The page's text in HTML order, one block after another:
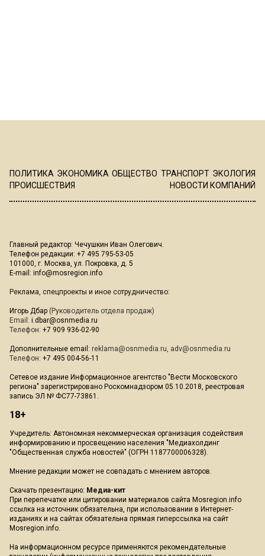
ПОЛИТИКА ЭКОНОМИКА ОБЩЕСТВО ТРАНСПОРТ ЭКОЛОГИЯ
ПРОИСШЕСТВИЯ
НОВОСТИ КОМПАНИЙ
Главный редактор: Чечушкин Иван Олегович.
Телефон редакции: +7 495 795-53-05
101000, г. Москва, ул. Покровка, д. 5
E-mail: info@mosregion.info
Реклама, спецпроекты и иное сотрудничество:
Игорь Дбар (Руководитель отдела продаж)
Email: i.dbar@osnmedia.ru
Телефон: +7 909 936-02-90
Дополнительные email: reklama@osnmedia.ru, adv@osnmedia.ru
Телефон: +7 495 004-56-11
Сетевое издание Информационное агентство "Вести Московского
региона" зарегистрировано Роскомнадзором 05.10.2018, реестровая
запись ЭЛ № ФС77-73861.
18+
Учредитель: Автономная некоммерческая организация содействия
информированию и просвещению населения "Медиахолдинг
"Общественная служба новостей" (ОГРН 1187700006328).
Мнение редакции может не совпадать с мнением авторов.
Скачать презентацию: Медиа-кит
При перепечатке или цитировании материалов сайта Mosregion.info
ссылка на источник обязательна, при использовании в Интернет-
изданиях и на сайтах обязательна прямая гиперссылка на сайт
Mosregion.info.
На информационном ресурсе применяются рекомендательные